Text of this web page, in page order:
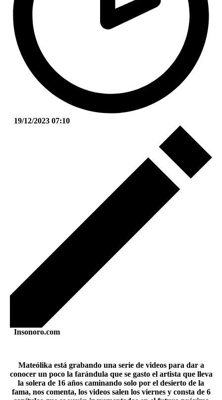
19/12/2023 07:10
Insonoro.com
Mateólika está grabando una serie de videos para dar a
conocer un poco la farándula que se gasto el artista que lleva
la solera de 16 años caminando solo por el desierto de la
fama, nos comenta, los videos salen los viernes y consta de 6